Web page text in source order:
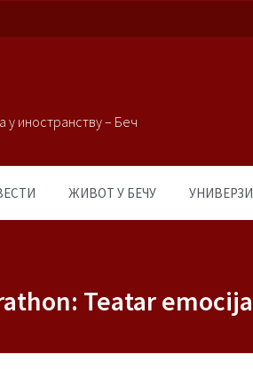
у иностранству – Беч
ЖИВОТ У БЕЧУ
Teatar emocija